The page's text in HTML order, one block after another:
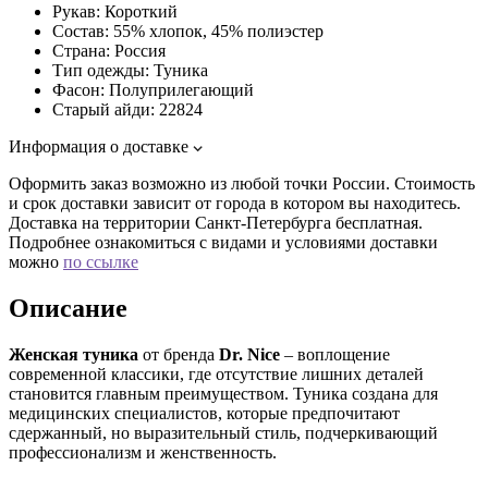
Рукав: Короткий
Состав: 55% хлопок, 45% полиэстер
Страна: Россия
Тип одежды: Туника
Фасон: Полуприлегающий
Старый айди: 22824
Информация о доставке
Оформить заказ возможно из любой точки России. Стоимость
и срок доставки зависит от города в котором вы находитесь.
Доставка на территории Санкт-Петербурга бесплатная.
Подробнее ознакомиться с видами и условиями доставки
можно по ссылке
Описание
Женская туника от бренда Dr. Nice – воплощение
современной классики, где отсутствие лишних деталей
становится главным преимуществом. Туника создана для
медицинских специалистов, которые предпочитают
сдержанный, но выразительный стиль, подчеркивающий
профессионализм и женственность.